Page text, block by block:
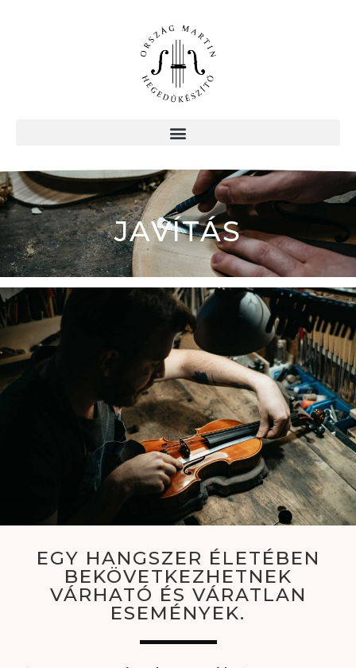
JAVÍTÁS
EGY HANGSZER ÉLETÉBEN
BEKÖVETKEZHETNEK
VÁRHATÓ ÉS VÁRATLAN
ESEMÉNYEK.